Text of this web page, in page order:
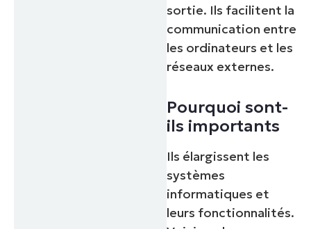
sortie. Ils facilitent la
communication entre
les ordinateurs et les
réseaux externes.
Pourquoi sont-
ils importants
Ils élargissent les
systèmes
informatiques et
leurs fonctionnalités.